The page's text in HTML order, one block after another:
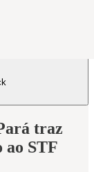
traz
ao STF